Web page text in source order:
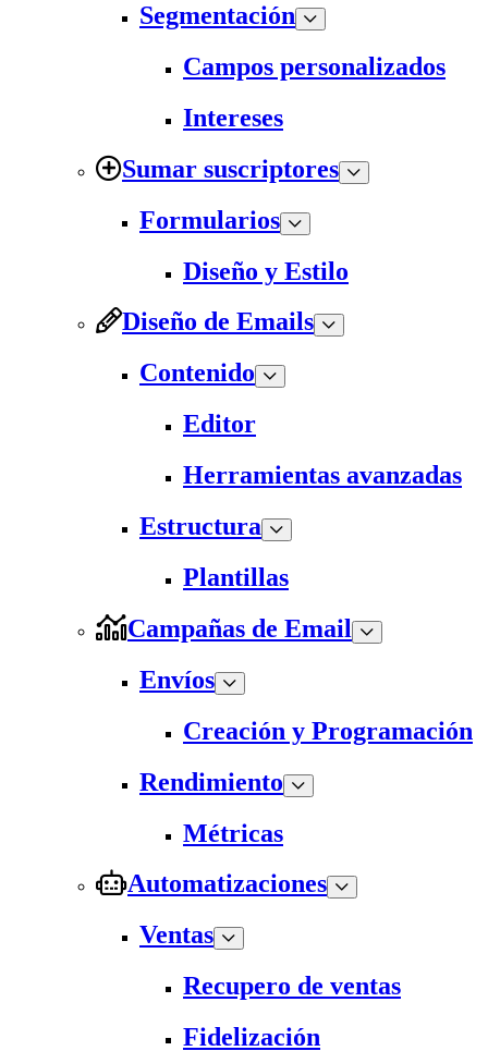
Segmentación
Campos personalizados
Intereses
Sumar suscriptores
Formularios
Diseño y Estilo
Diseño de Emails
Contenido
Editor
Herramientas avanzadas
Estructura
Plantillas
Campañas de Email
Envíos
Creación y Programación
Rendimiento
Métricas
Automatizaciones
Ventas
Recupero de ventas
Fidelización